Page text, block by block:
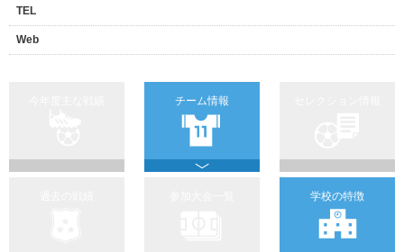
TEL
Web
チーム情報
学校の特徴